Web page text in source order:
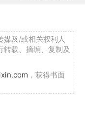
媒及/或相关权利人
转载、摘编、复制及
，获得书面